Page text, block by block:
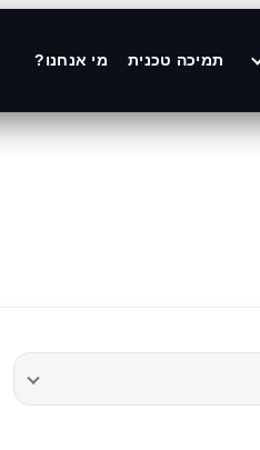
תמיכה טכנית מי אנחנו?